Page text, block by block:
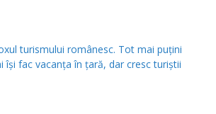
turismului românesc. Tot mai puțini
își fac vacanța în țară, dar cresc turiștii